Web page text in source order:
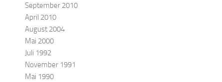
September 2010
April 2010
August 2004
Mai 2000
Juli 1992
November 1991
Mai 1990